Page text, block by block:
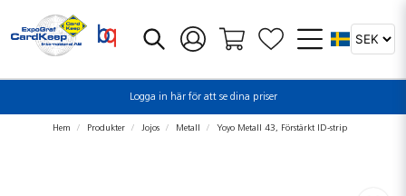
Logga in här för att se dina priser
Hem Produkter Jojos Metall Yoyo Metall 43, Förstärkt ID-strip